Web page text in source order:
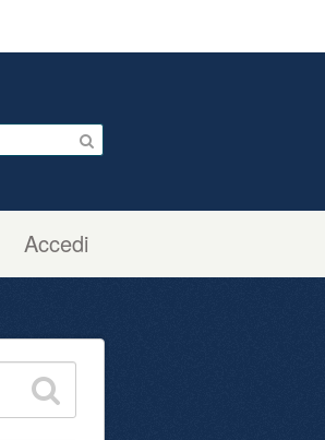
Accedi